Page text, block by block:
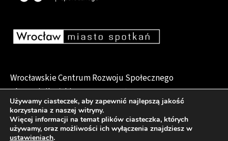
Wrocławskie Centrum Rozwoju Społecznego
pl. Dominikański 6, 50-159 Wrocław
Deklaracja dostępności
Używamy ciasteczek, aby zapewnić najlepszą jakość
korzystania z naszej witryny.
Więcej informacji na temat plików ciasteczka, których
używamy, oraz możliwości ich wyłączenia znajdziesz w
ustawieniach.